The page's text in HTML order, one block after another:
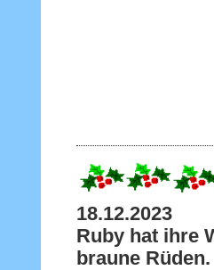
Ruby hat ihre
braune Rüden.